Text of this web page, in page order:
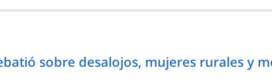
sobre desalojos, mujeres rurales y